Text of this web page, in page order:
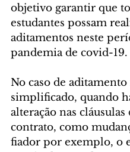
objetivo garantir que
estudantes possam
aditamentos neste
pandemia de covid-19.
No caso de aditamento
simplificado, quando
alteração nas cláusulas
contrato, como
fiador por exemplo, o